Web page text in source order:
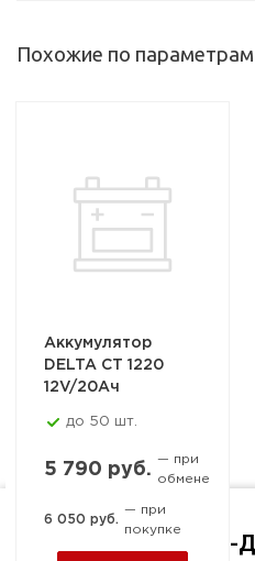
Похожие по параметрам
Аккумулятор
DELTA СТ 1220
12V/20Aч
до 50 шт.
5 790 руб.
— при
обмене
6 050 руб.
— при
покупке
Ростов-на-